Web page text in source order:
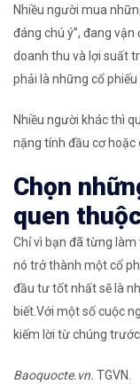
Nhiều người mua
đáng chú ý”, đang
doanh thu và lợi suất
phải là những cổ
Nhiều người khác thì
nặng tính đầu cơ hoặc
Chọn
quen
Chỉ vì bạn đã từng
nó trở thành một cổ
đầu tư tốt nhất sẽ là
biết.Với một số cuộc
kiếm lời từ chúng
Baoquocte.vn. TGVN.